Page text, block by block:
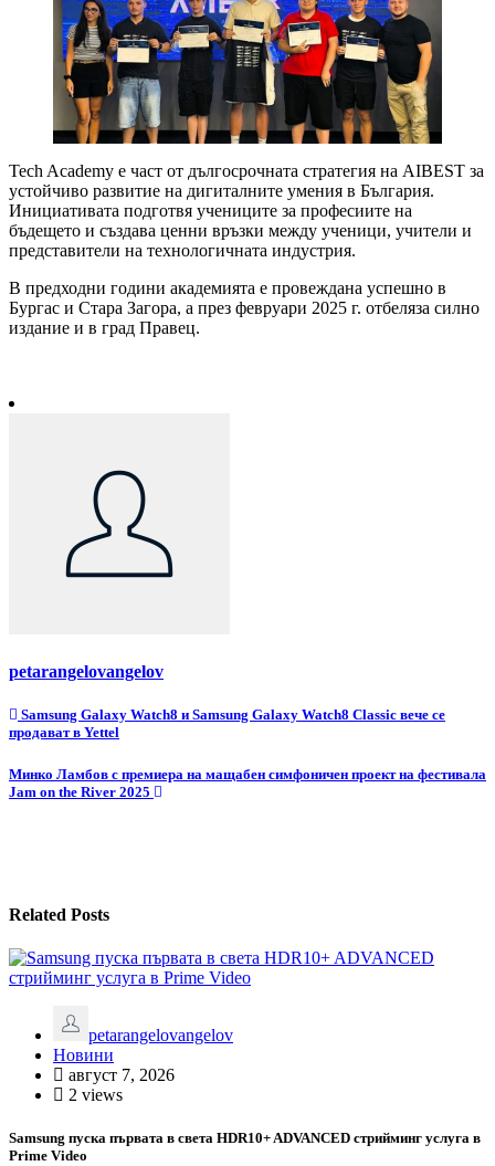
Tech Academy е част от дългосрочната стратегия на AIBEST за
устойчиво развитие на дигиталните умения в България.
Инициативата подготвя учениците за професиите на
бъдещето и създава ценни връзки между ученици, учители и
представители на технологичната индустрия.
В предходни години академията е провеждана успешно в
Бургас и Стара Загора, а през февруари 2025 г. отбеляза силно
издание и в град Правец.
petarangelovangelov
Навигация
Samsung Galaxy Watch8 и Samsung Galaxy Watch8 Classic вече се
продават в Yettel
Минко Ламбов с премиера на мащабен симфоничен проект на фестивала
Jam on the River 2025
Related Posts
petarangelovangelov
Новини
август 7, 2026
2 views
Samsung пуска първата в света HDR10+ ADVANCED стрийминг услуга в
Prime Video